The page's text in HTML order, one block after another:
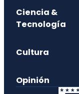
Ciencia &
Tecnología
Cultura
Opinión